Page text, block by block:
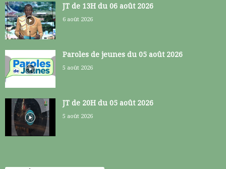
JT de 13H du 06 août 2026
6 août 2026
Paroles de jeunes du 05 août 2026
5 août 2026
JT de 20H du 05 août 2026
5 août 2026